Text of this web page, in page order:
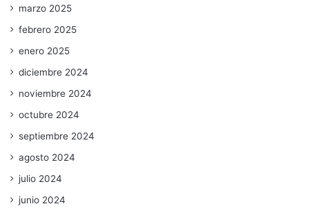
marzo 2025
febrero 2025
enero 2025
diciembre 2024
noviembre 2024
octubre 2024
septiembre 2024
agosto 2024
julio 2024
junio 2024